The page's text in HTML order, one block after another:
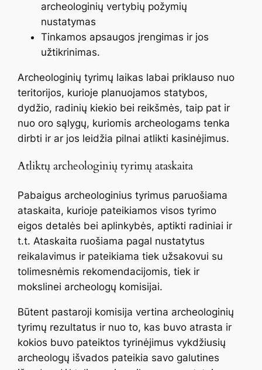
archeologinių vertybių požymių
nustatymas
Tinkamos apsaugos įrengimas ir jos
užtikrinimas.
Archeologinių tyrimų laikas labai priklauso nuo
teritorijos, kurioje planuojamos statybos,
dydžio, radinių kiekio bei reikšmės, taip pat ir
nuo oro sąlygų, kuriomis archeologams tenka
dirbti ir ar jos leidžia pilnai atlikti kasinėjimus.
Atliktų archeologinių tyrimų ataskaita
Pabaigus archeologinius tyrimus paruošiama
ataskaita, kurioje pateikiamos visos tyrimo
eigos detalės bei aplinkybės, aptikti radiniai ir
t.t. Ataskaita ruošiama pagal nustatytus
reikalavimus ir pateikiama tiek užsakovui su
tolimesnėmis rekomendacijomis, tiek ir
mokslinei archeologų komisijai.
Būtent pastaroji komisija vertina archeologinių
tyrimų rezultatus ir nuo to, kas buvo atrasta ir
kokios buvo pateiktos tyrinėjimus vykdžiusių
archeologų išvados pateikia savo galutines